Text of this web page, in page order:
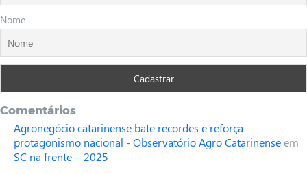
Nome
Comentários
Agronegócio catarinense bate recordes e reforça
protagonismo nacional - Observatório Agro Catarinenseem
SC na frente – 2025